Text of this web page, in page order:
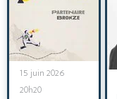
15 juin 2026
20h20